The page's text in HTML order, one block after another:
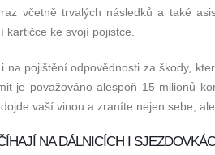
včetně trvalých následků a také
kartičce ke svojí pojistce.
na pojištění odpovědnosti za škody,
je považováno alespoň 15 milionů
vaší vinou a zraníte nejen sebe,
NA DÁLNICÍCH I